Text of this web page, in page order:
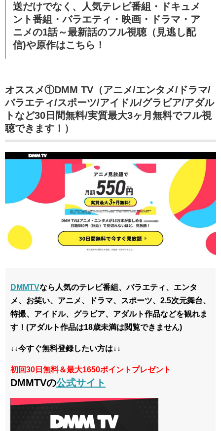
送だけでなく、人気テレビ番組・ドキュメ
ント番組・バラエティ・映画・ドラマ・ア
ニメの1話～最新話のフル視聴（見逃し配
信)や原作はこちら！
オススメ①DMM TV（アニメ/エンタメ/ドラマ/
バラエティ/スポーツ/アイドル/グラビア/アダル
トなど30日間無料/実質最大3ヶ月無料でフル視
聴できます！）
DMMTVなら 人気のテレビ番組、バラエティ、エンタ
メ、お笑い、アニメ、ドラマ、スポーツ、2.5次元舞台、
特撮、アイドル、グラビア、アダルト作品などを観れま
す！ (アダルト作品は18歳未満は閲覧できません)
↓↓今すぐ無料登録したい方は↓↓
初回30日無料＆最大1650ポイントプレゼント
DMMTVの公式サイト